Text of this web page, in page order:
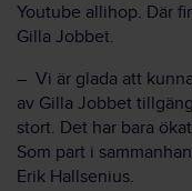
Youtube allihop. Där
Gilla Jobbet.
– Vi är glada att
av Gilla Jobbet
stort. Det har bara
Som part i sammanhan
Erik Hallsenius.